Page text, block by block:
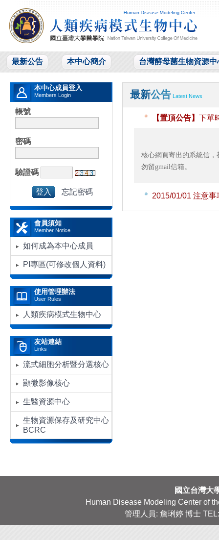
最新公告 本中心簡介 台灣酵母菌生物資源中
本中心成員登入
Members Login
帳號
密碼
驗證碼
忘記密碼
會員須知
Member Notice
如何成為本中心成員
PI專區(可修改個人資料)
使用管理辦法
User Rules
人類疾病模式生物中心
友站連結
Links
流式細胞分析暨分選核心
顯微影像核心
生醫資源中心
生物資源保存及研究中心
BCRC
最新公告 Latest News
【置頂公告】 下單
核心網頁寄出的系統信
勿留gmail信箱。
2015/01/01 注意事
國立台灣大
Human Disease Modeling Center of
管理人員: 詹琍婷 博士